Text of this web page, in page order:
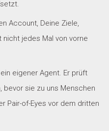
Account, Deine Ziele,
nicht jedes Mal von vorne
eigener Agent. Er prüft
bevor sie zu uns Menschen
Pair-of-Eyes vor dem dritten